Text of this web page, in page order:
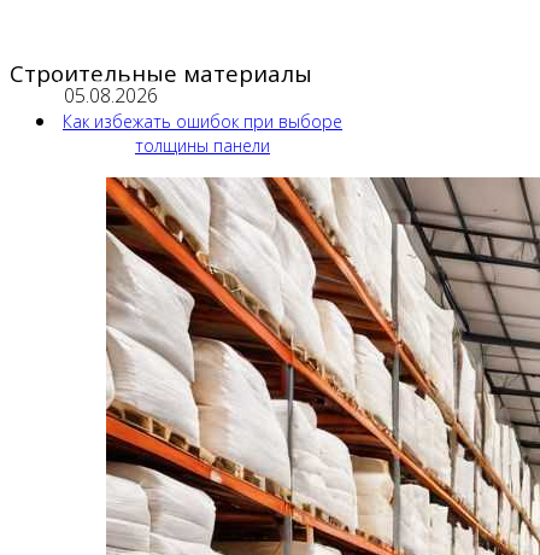
Строительные материалы
05.08.2026
Как избежать ошибок при выборе
толщины панели